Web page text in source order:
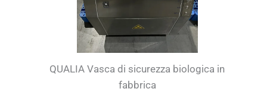
QUALIA Vasca di sicurezza biologica in
fabbrica